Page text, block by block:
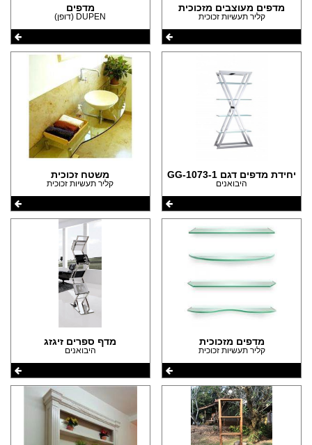
מדפים מעוצבים מזכוכית
קליר תעשיות זכוכית
מדפים
DUPEN (דופן)
יחידת מדפים דגם GG-1073-1
היבואנים
משטח זכוכית
קליר תעשיות זכוכית
מדפים מזכוכית
קליר תעשיות זכוכית
מדף ספרים זיגזג
היבואנים